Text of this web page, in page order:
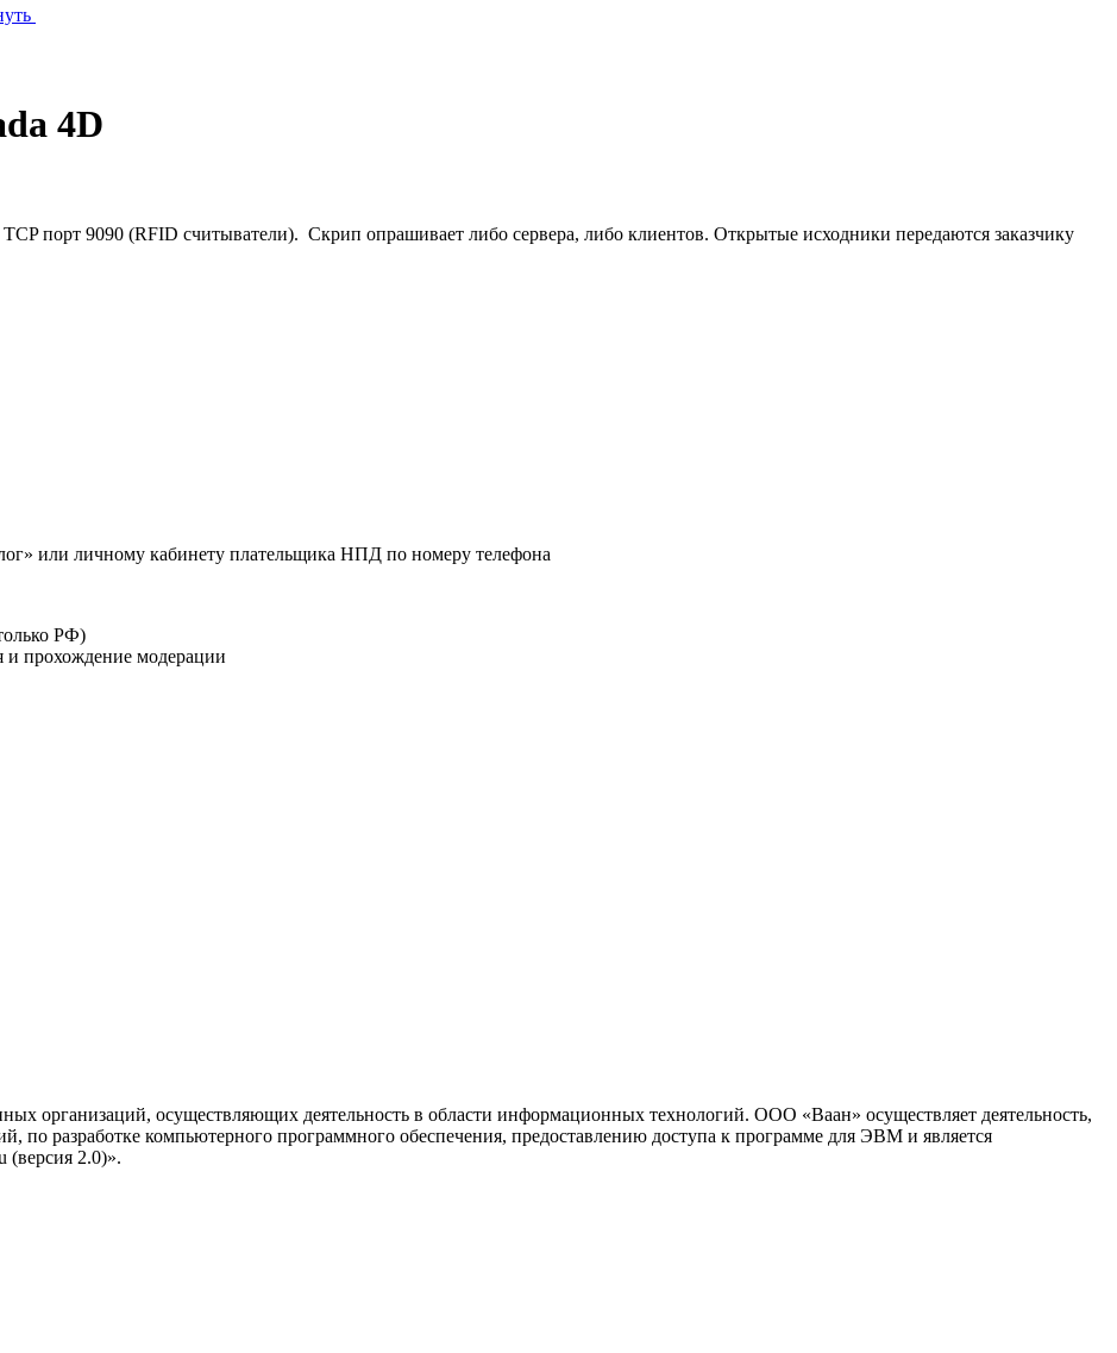
4D
порт 9090 (RFID считыватели). Скрип опрашивает либо сервера, либо клиентов. Открытые исходники передаются заказчику
или личному кабинету плательщика НПД по номеру телефона
РФ)
и прохождение модерации
организаций, осуществляющих деятельность в области информационных технологий. ООО «Ваан» осуществляет деятельность,
по разработке компьютерного программного обеспечения, предоставлению доступа к программе для ЭВМ и является
2.0)».